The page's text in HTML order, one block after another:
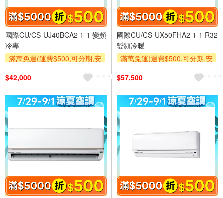
國際CU/CS-UJ40BCA2 1-1 變頻
冷專
滿萬免運(運費$500,可分期,安
及使用6期以上分期0利率,需付
基本安裝運費)
滿額折$500
滿額贈券
$42,000
國際CU/CS-UX50FHA2 1-1 R32
變頻冷暖
滿萬免運(運費$500,可分期,安
及使用6期以上分期0利率,需付
基本安裝運費)
滿額折$500
滿額贈券
$57,500